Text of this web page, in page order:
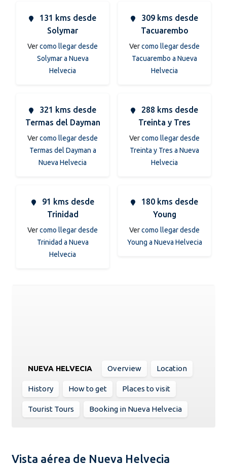
131 kms desde
Solymar
Vercomo llegar desde
Solymar a Nueva
Helvecia
309 kms desde
Tacuarembo
Vercomo llegar desde
Tacuarembo a Nueva
Helvecia
321 kms desde
Termas del Dayman
Vercomo llegar desde
Termas del Dayman a
Nueva Helvecia
288 kms desde
Treinta y Tres
Vercomo llegar desde
Treinta y Tres a Nueva
Helvecia
91 kms desde
Trinidad
Vercomo llegar desde
Trinidad a Nueva
Helvecia
180 kms desde
Young
Vercomo llegar desde
Young a Nueva Helvecia
NUEVA HELVECIA Overview Location
History How to get Places to visit
Tourist Tours Booking in Nueva Helvecia
Vista aérea de Nueva Helvecia